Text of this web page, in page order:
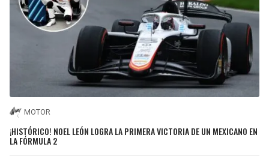
MOTOR
¡HISTÓRICO! NOEL LEÓN LOGRA LA PRIMERA VICTORIA DE UN MEXICANO EN
LA FÓRMULA 2